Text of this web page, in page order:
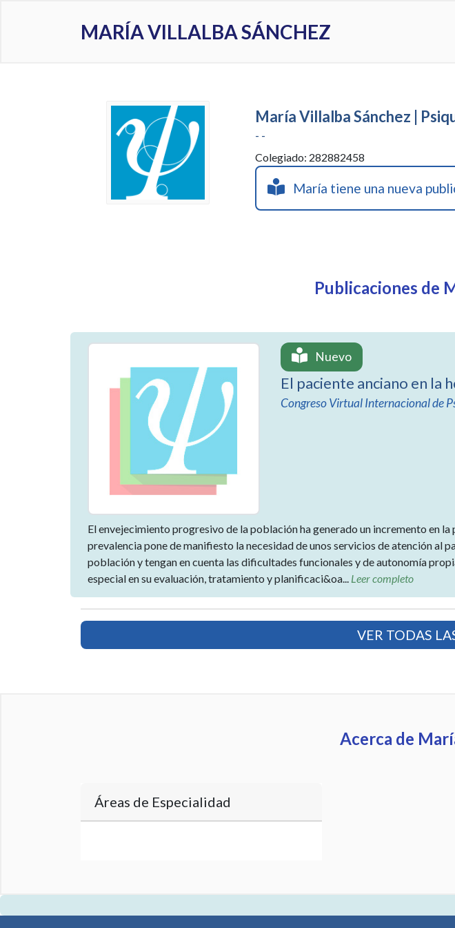
MARÍA VILLALBA SÁNCHEZ
María Villalba Sánchez |
- -
Colegiado: 282882458
María tiene una nueva
Publicaciones de
Nuevo
El paciente anciano en la
Congreso Virtual Internacional de
El envejecimiento progresivo de la población ha generado un incremento en
prevalencia pone de manifiesto la necesidad de unos servicios de atención al
población y tengan en cuenta las dificultades funcionales y de autonomía
especial en su evaluación, tratamiento y planificaci&oa... Leer completo
VER TODAS
Acerca de
Áreas de Especialidad